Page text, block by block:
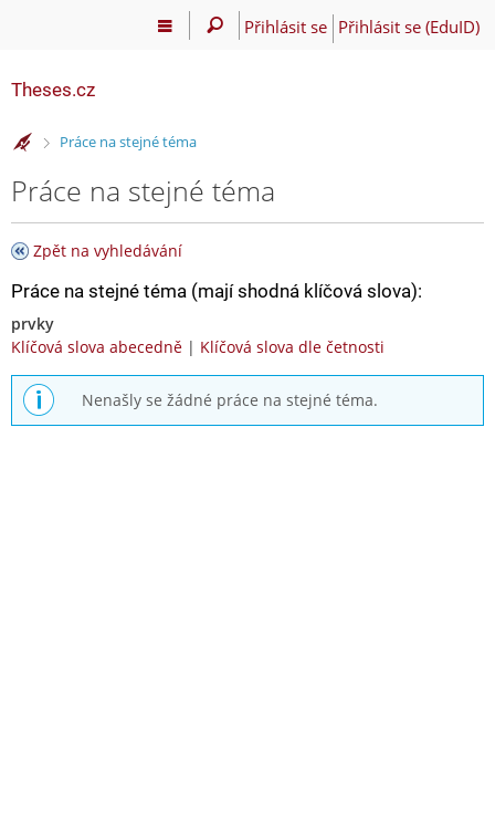
Přihlásit se Přihlásit se (EduID)
Theses.cz
>Práce na stejné téma
Práce na stejné téma
Zpět na vyhledávání
Práce na stejné téma (mají shodná klíčová slova):
prvky
Klíčová slova abecedně | Klíčová slova dle četnosti
Nenašly se žádné práce na stejné téma.